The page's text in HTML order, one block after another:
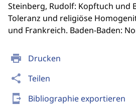
print Drucken
share Teilen
send_to_mobile Bibliographie exportieren
Steinberg, Rudolf: Kopftuch und
Toleranz und religiöse
und Frankreich. Baden-Baden: